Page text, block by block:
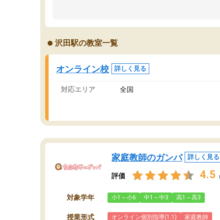
い
沢田駅の教室一覧
オンライン校 詳しく見る
対応エリア 全国
家庭教師のガンバ 詳しく見る
評価 4.5
対象学年 小1～小6 中1～中3 高1～高3
授業形式 オンライン個別指導(1:1) 家庭教師